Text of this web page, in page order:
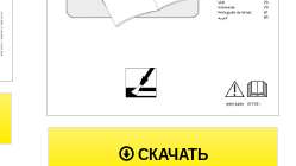
СКАЧАТЬ